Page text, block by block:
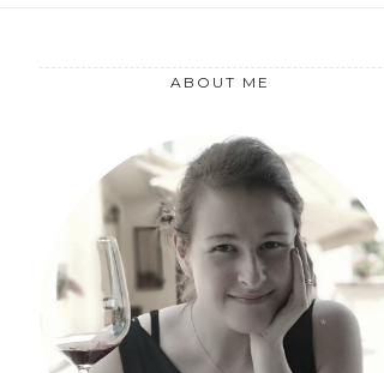
ABOUT ME